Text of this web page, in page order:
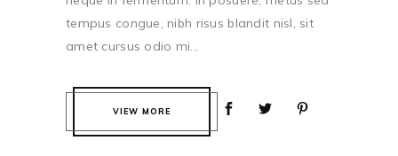
tempus congue, nibh risus blandit nisl, sit
amet cursus odio mi...
VIEW MORE